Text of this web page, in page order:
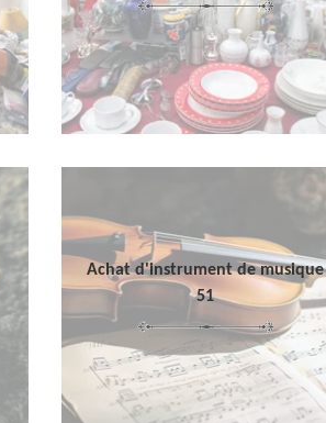
Achat d'instrument de musique
51